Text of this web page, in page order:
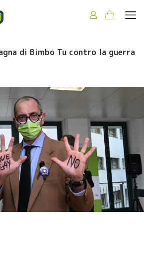
di Bimbo Tu contro la guerra